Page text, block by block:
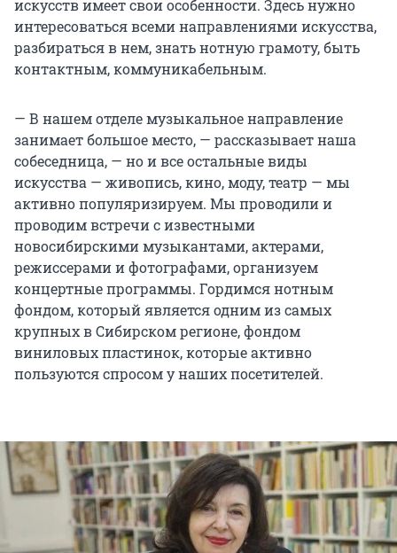
искусств имеет свои особенности. Здесь нужно
интересоваться всеми направлениями искусства,
разбираться в нем, знать нотную грамоту, быть
контактным, коммуникабельным.
— В нашем отделе музыкальное направление
занимает большое место, — рассказывает наша
собеседница, — но и все остальные виды
искусства — живопись, кино, моду, театр — мы
активно популяризируем. Мы проводили и
проводим встречи с известными
новосибирскими музыкантами, актерами,
режиссерами и фотографами, организуем
концертные программы. Гордимся нотным
фондом, который является одним из самых
крупных в Сибирском регионе, фондом
виниловых пластинок, которые активно
пользуются спросом у наших посетителей.